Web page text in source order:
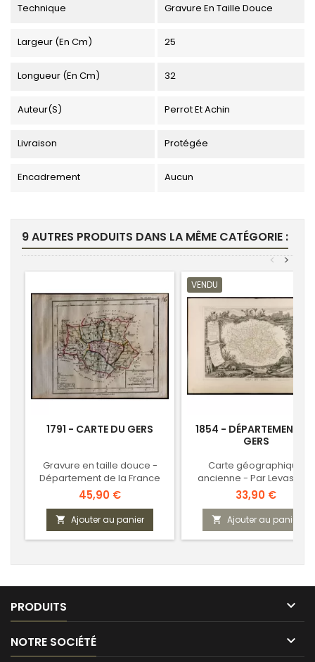
Technique Gravure En Taille Douce
Largeur (en Cm) 25
Longueur (en Cm) 32
Auteur(s) Perrot Et Achin
Livraison Protégée
Encadrement Aucun
9 AUTRES PRODUITS DANS LA MÊME CATÉGORIE :
>
<
1791 - CARTE DU GERS
Gravure en taille douce -
Département de la France
révolutionnaire
Prix
45,90 €
 Ajouter au panier
VENDU
1854 - DÉPARTEMENT
GERS
Carte géographique
ancienne - Par Levasseur
Prix
33,90 €
 Ajouter au panier
PRODUITS 
NOTRE SOCIÉTÉ 